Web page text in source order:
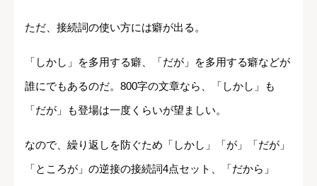
ただ、接続詞の使い方には癖が出る。
「しかし」を多用する癖、「だが」を多用する癖などが
誰にでもあるのだ。800字の文章なら、「しかし」も
「だが」も登場は一度くらいが望ましい。
なので、繰り返しを防ぐため「しかし」「が」「だが」
「ところが」の逆接の接続詞4点セット、「だから」